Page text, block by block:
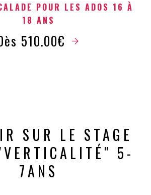
POUR LES ADOS 16 À
18 ANS
510.00€
SUR LE STAGE
5-
7ANS